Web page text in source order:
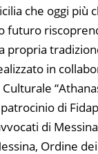
che oggi più
futuro
propria
in
Culturale
di
di
Ordine